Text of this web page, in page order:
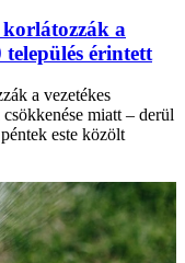
korlátozzák a
település érintett
a vezetékes
miatt – derül
este közölt